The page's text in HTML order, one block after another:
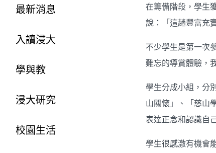
最新消息
入讀浸大
學與教
浸大研究
校園生活
在籌備階段，學生
說：「這趟豐富充
不少學生是第一次
難忘的導賞體驗，
學生分成小組，分
山關懷」、「慈山
表達正念和認識自
學生很感激有機會